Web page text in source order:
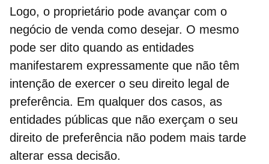
Logo, o proprietário pode avançar com o
negócio de venda como desejar. O mesmo
pode ser dito quando as entidades
manifestarem expressamente que não têm
intenção de exercer o seu direito legal de
preferência. Em qualquer dos casos, as
entidades públicas que não exerçam o seu
direito de preferência não podem mais tarde
alterar essa decisão.